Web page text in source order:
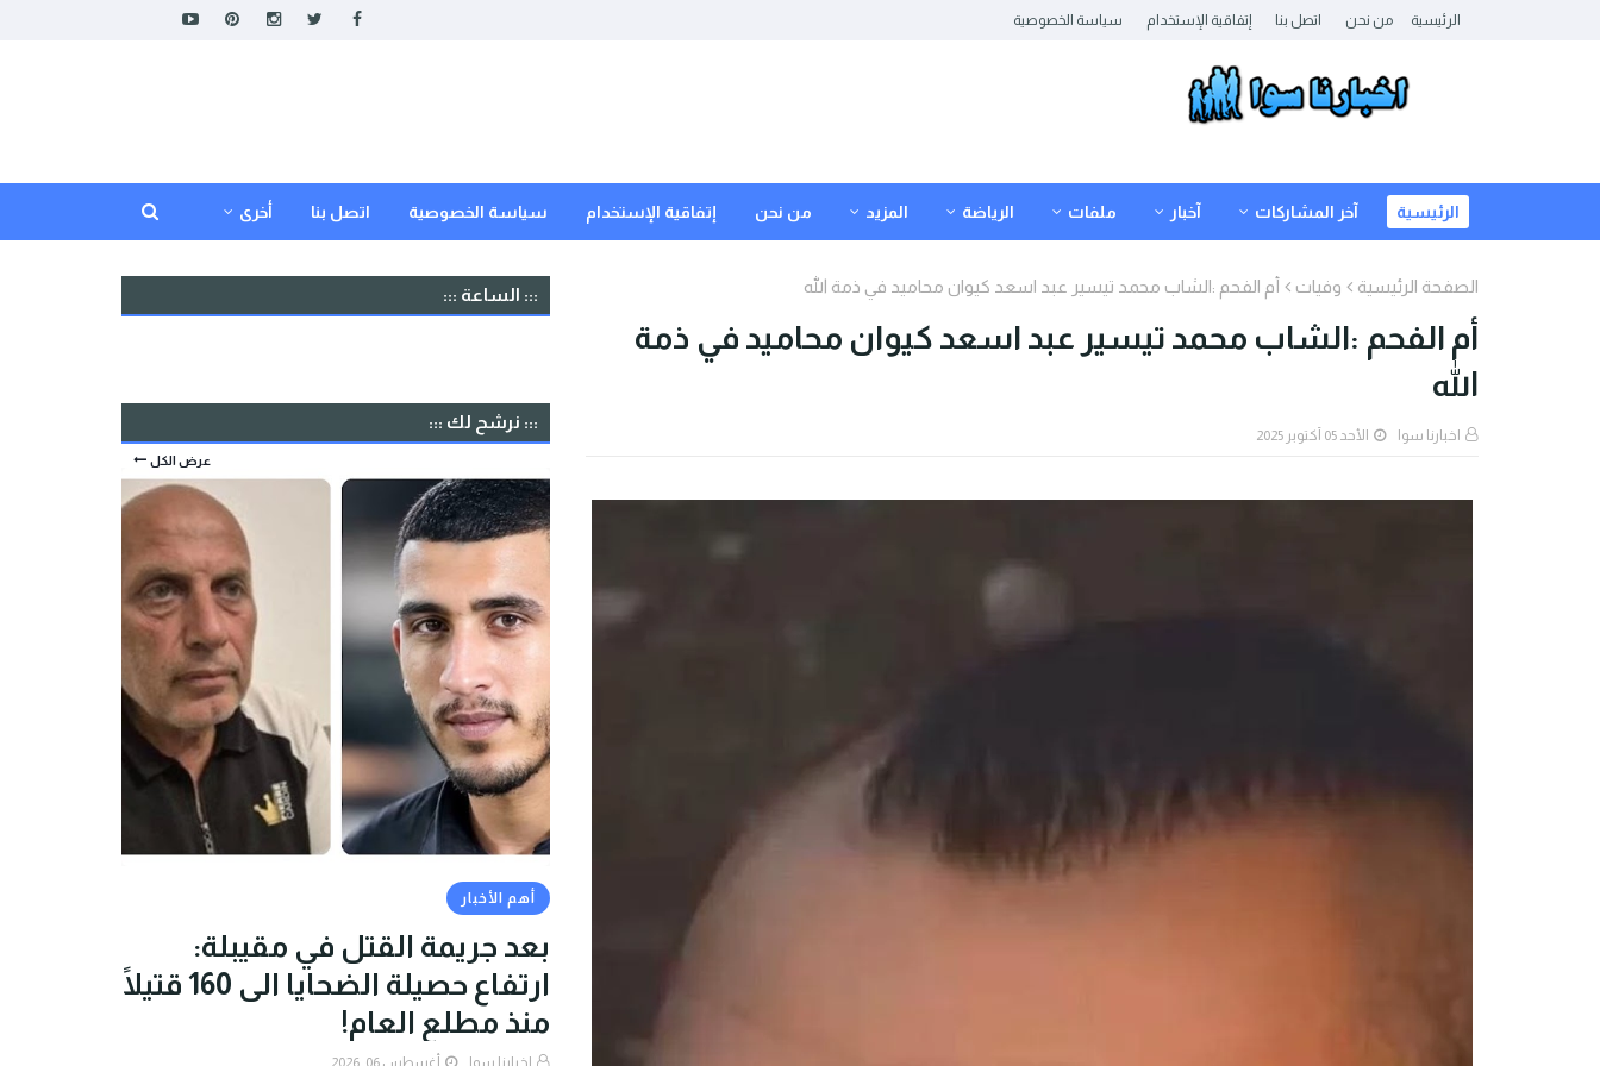
الرئيسية من نحن اتصل بنا إتفاقية الإستخدام سياسة الخصوصية
الرئيسية آخر المشاركات آخبار ملفات الرياضة المزيد من نحن إتفاقية الإستخدام سياسة الخصوصية اتصل بنا أخرى
الصفحة الرئيسية وفيات أم الفحم :الشاب محمد تيسير عبد اسعد كيوان محاميد في ذمة الله
أم الفحم :الشاب محمد تيسير عبد اسعد كيوان محاميد في ذمة
الله
اخبارنا سوا الأحد 05 أكتوبر 2025
::: الساعة :::
::: نرشح لك :::
عرض الكل
أهم الأخبار
بعد جريمة القتل في مقيبلة:
ارتفاع حصيلة الضحايا الى 160 قتيلًا
منذ مطلع العام!
اخبارنا سوا أغسطس 06, 2026